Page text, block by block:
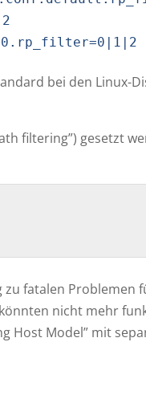
bei den Linux-
filtering”) gesetzt
fatalen Problemen
nicht mehr
Host Model” mit